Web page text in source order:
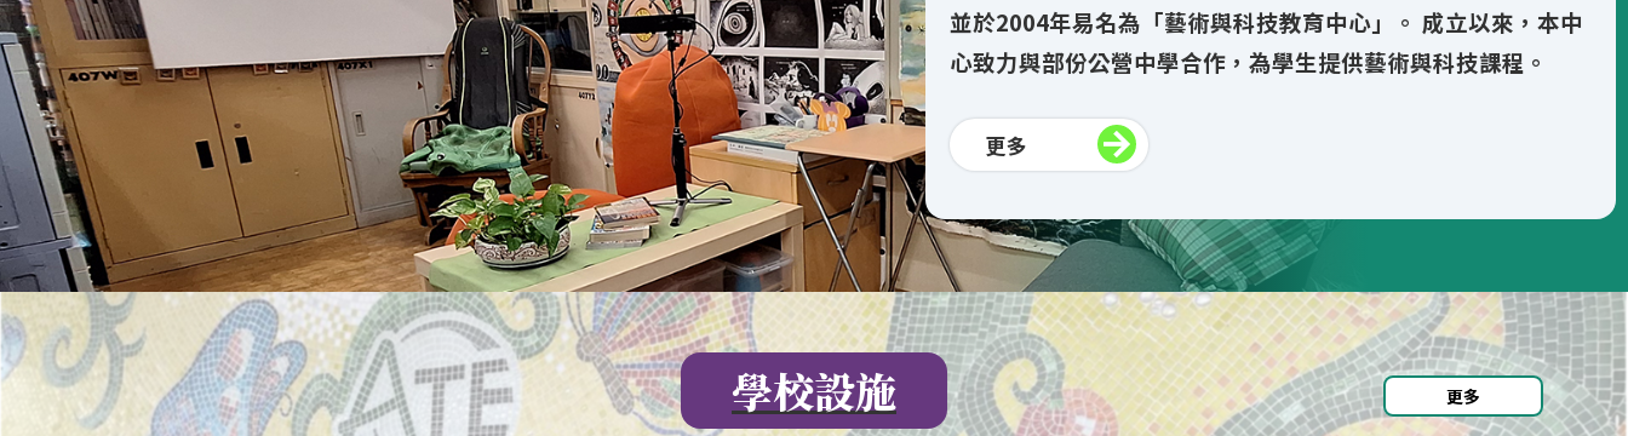
本中心2026至2027年度中四級音樂班申請
已截止報名。...
港基本法》及《香港國家安全法》親
子網上問答比賽
活動目的：為提升同學及家長對《中華人
民共和國憲法》、《香港基本法》及《...
並於2004年易名為「藝術與科技教育中心」。 成立以來，本中
心致力與部份公營中學合作，為學生提供藝術與科技課程。
更多
學校設施 更多